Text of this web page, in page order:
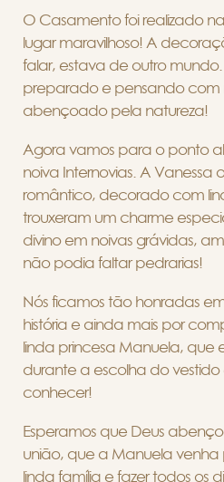
O Casamento foi realizado na
lugar maravilhoso! A
falar, estava de outro
preparado e pensando com
abençoado pela natureza!
Agora vamos para o ponto
noiva Internovias. A Vanessa
romântico, decorado com
trouxeram um charme
divino em noivas grávidas,
não podia faltar pedrarias!
Nós ficamos tão honradas
história e ainda mais por
linda princesa Manuela, que
durante a escolha do
conhecer!
Esperamos que Deus
união, que a Manuela
linda família e fazer todos os